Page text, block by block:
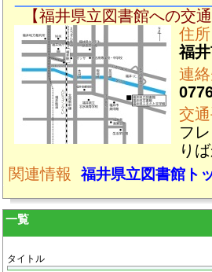
【福井県立図書館への交
住所
福
連
交
フ
り
関連情報福井県立図書館ト
一覧
タイトル